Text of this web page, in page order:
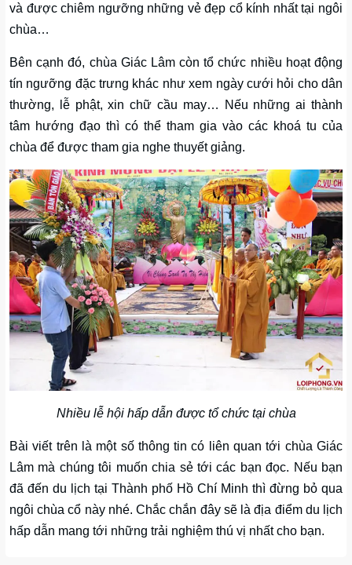
và được chiêm ngưỡng những vẻ đẹp cổ kính nhất tại ngôi
chùa…
Bên cạnh đó, chùa Giác Lâm còn tổ chức nhiều hoạt động
tín ngưỡng đặc trưng khác như xem ngày cưới hỏi cho dân
thường, lễ phật, xin chữ cầu may… Nếu những ai thành
tâm hướng đạo thì có thể tham gia vào các khoá tu của
chùa để được tham gia nghe thuyết giảng.
Nhiều lễ hội hấp dẫn được tổ chức tại chùa
Bài viết trên là một số thông tin có liên quan tới chùa Giác
Lâm mà chúng tôi muốn chia sẻ tới các bạn đọc. Nếu bạn
đã đến du lịch tại Thành phố Hồ Chí Minh thì đừng bỏ qua
ngôi chùa cổ này nhé. Chắc chắn đây sẽ là địa điểm du lịch
hấp dẫn mang tới những trải nghiệm thú vị nhất cho bạn.